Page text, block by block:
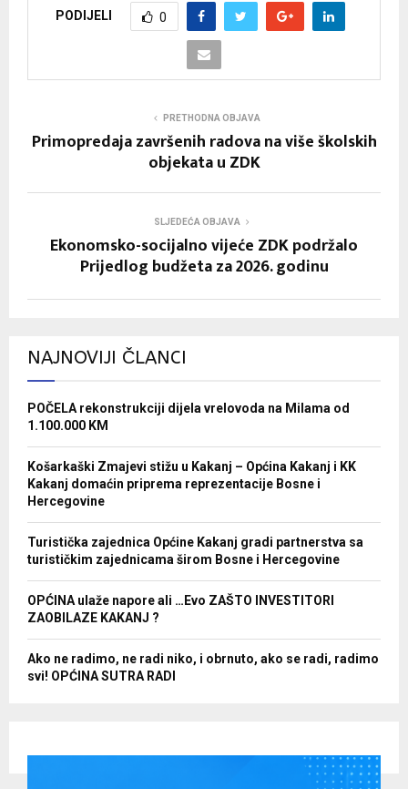
PODIJELI 0
PRETHODNA OBJAVA
Primopredaja završenih radova na više školskih
objekata u ZDK
SLJEDEĆA OBJAVA
Ekonomsko-socijalno vijeće ZDK podržalo
Prijedlog budžeta za 2026. godinu
NAJNOVIJI ČLANCI
POČELA rekonstrukciji dijela vrelovoda na Milama od
1.100.000 KM
Košarkaški Zmajevi stižu u Kakanj – Općina Kakanj i KK
Kakanj domaćin priprema reprezentacije Bosne i
Hercegovine
Turistička zajednica Općine Kakanj gradi partnerstva sa
turističkim zajednicama širom Bosne i Hercegovine
OPĆINA ulaže napore ali …Evo ZAŠTO INVESTITORI
ZAOBILAZE KAKANJ ?
Ako ne radimo, ne radi niko, i obrnuto, ako se radi, radimo
svi! OPĆINA SUTRA RADI